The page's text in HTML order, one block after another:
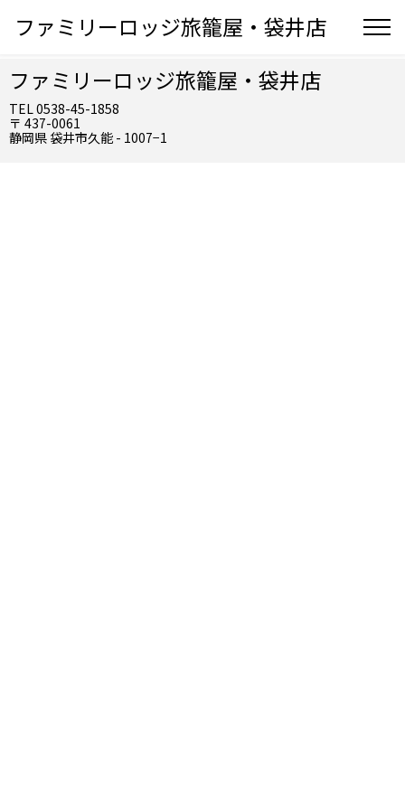
ファミリーロッジ旅籠屋・袋井店
ファミリーロッジ旅籠屋・袋井店
TEL 0538-45-1858
〒 437-0061
静岡県 袋井市久能 - 1007−1